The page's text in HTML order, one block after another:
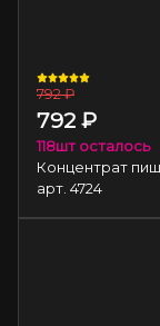
Концентрат
арт. 4724
118шт осталось
792 ₽
792 ₽